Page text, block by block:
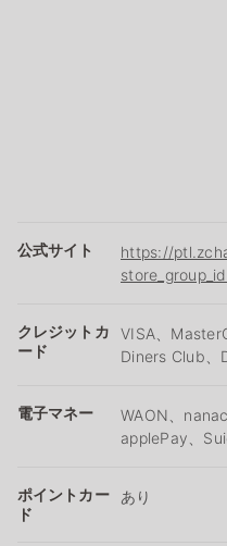
公式サイト
https://
クレジットカ
ード
VISA、
Diners Club、
電子マネー
WAON、
applePay、
ポイントカー
ド
あり